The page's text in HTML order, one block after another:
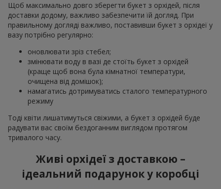
Щоб максимально довго зберегти букет з орхідей, після
доставки додому, важливо забезпечити їй догляд. При
правильному догляді важливо, поставивши букет з орхідеї у
вазу потрібно регулярно:
оновлювати зріз стебел;
змінювати воду в вазі де стоїть букет з орхідей
(краще щоб вона була кімнатної температури,
очищена від домішок);
намагатись дотримуватись сталого температурного
режиму
Тоді квіти лишатимуться свіжими, а букет з орхідей буде
радувати вас своїм бездоганним виглядом протягом
тривалого часу.
Живі орхідеї з доставкою –
ідеальний подарунок у коробці